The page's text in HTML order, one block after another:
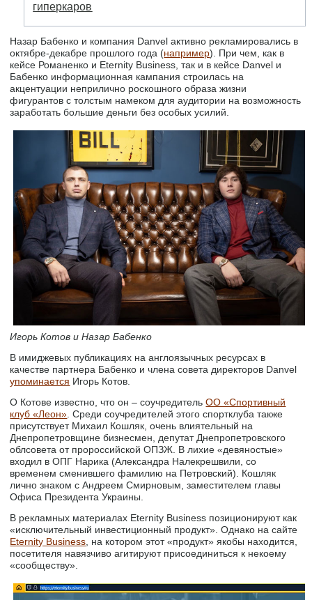
гиперкаров
Назар Бабенко и компания Danvel активно рекламировались в
октябре-декабре прошлого года (например). При чем, как в
кейсе Романенко и Eternity Business, так и в кейсе Danvel и
Бабенко информационная кампания строилась на
акцентуации неприлично роскошного образа жизни
фигурантов с толстым намеком для аудитории на возможность
заработать большие деньги без особых усилий.
Игорь Котов и Назар Бабенко
В имиджевых публикациях на англоязычных ресурсах в
качестве партнера Бабенко и члена совета директоров Danvel
упоминается Игорь Котов.
О Котове известно, что он – соучредительОО «Спортивный
клуб «Леон» . Среди соучредителей этого спортклуба также
присутствует Михаил Кошляк, очень влиятельный на
Днепропетровщине бизнесмен, депутат Днепропетровского
облсовета от пророссийской ОПЗЖ. В лихие «девяностые»
входил в ОПГ Нарика (Александра Налекрешвили, со
временем сменившего фамилию на Петровский). Кошляк
лично знаком с Андреем Смирновым, заместителем главы
Офиса Президента Украины.
В рекламных материалах Eternity Business позиционируют как
«исключительный инвестиционный продукт». Однако на сайте
Eternity Business , на котором этот «продукт» якобы находится,
посетителя навязчиво агитируют присоединиться к некоему
«сообществу».